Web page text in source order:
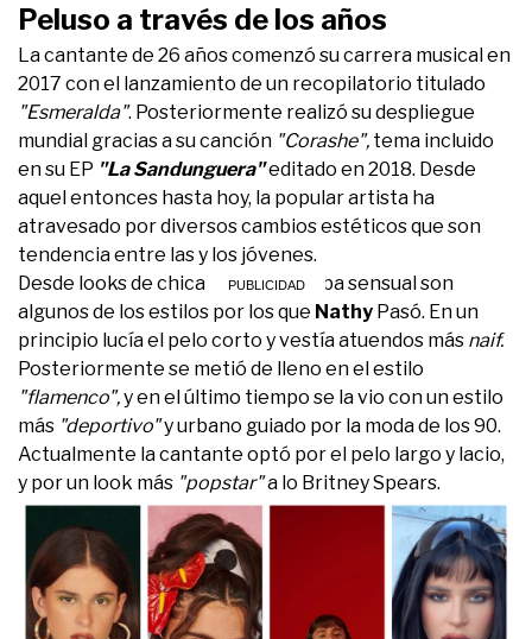
Peluso a través de los años
La cantante de 26 años comenzó su carrera musical en
2017 con el lanzamiento de un recopilatorio titulado
"Esmeralda". Posteriormente realizó su despliegue
mundial gracias a su canción "Corashe", tema incluido
en su EP "La Sandunguera"editado en 2018. Desde
aquel entonces hasta hoy, la popular artista ha
atravesado por diversos cambios estéticos que son
tendencia entre las y los jóvenes.
Desde looks de chica latina, a bomba sensual son
algunos de los estilos por los que Nathy Pasó. En un
principio lucía el pelo corto y vestía atuendos más naif.
Posteriormente se metió de lleno en el estilo
"flamenco",y en el último tiempo se la vio con un estilo
más "deportivo"y urbano guiado por la moda de los 90.
Actualmente la cantante optó por el pelo largo y lacio,
y por un look más "popstar"a lo Britney Spears.